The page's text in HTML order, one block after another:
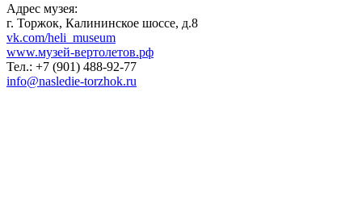
Адрес музея:
г. Торжок, Калининское шоссе, д.8
vk.com/heli_museum
www.музей-вертолетов.рф
Тел.: +7 (901) 488-92-77
info@nasledie-torzhok.ru